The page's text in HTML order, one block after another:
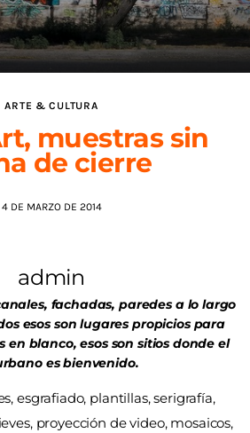
ARTE & CULTURA
muestras sin
de cierre
4 DE MARZO DE 2014
admin
fachadas, paredes a lo largo
esos son lugares propicios para
en blanco, esos son sitios donde el
es bienvenido.
esgrafiado, plantillas, serigrafía,
proyección de video, mosaicos,